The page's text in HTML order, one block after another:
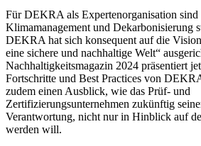
Für DEKRA als Expertenorganisation
Klimamanagement und Dekarbonisierung
DEKRA hat sich konsequent auf die
eine sichere und nachhaltige Welt“
Nachhaltigkeitsmagazin 2024 präsentiert
Fortschritte und Best Practices von
zudem einen Ausblick, wie das Prüf- und
Zertifizierungsunternehmen zukünftig
Verantwortung, nicht nur in Hinblick auf
werden will.